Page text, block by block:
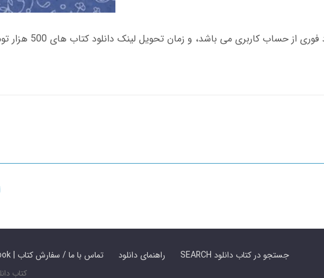
Contact Us / Order Book | تماس با ما / سفارش کتاب راهنمای دانلود SEARCH جستجو در کتاب دانلود
کتاب دانلود: از 1391 تا کنون